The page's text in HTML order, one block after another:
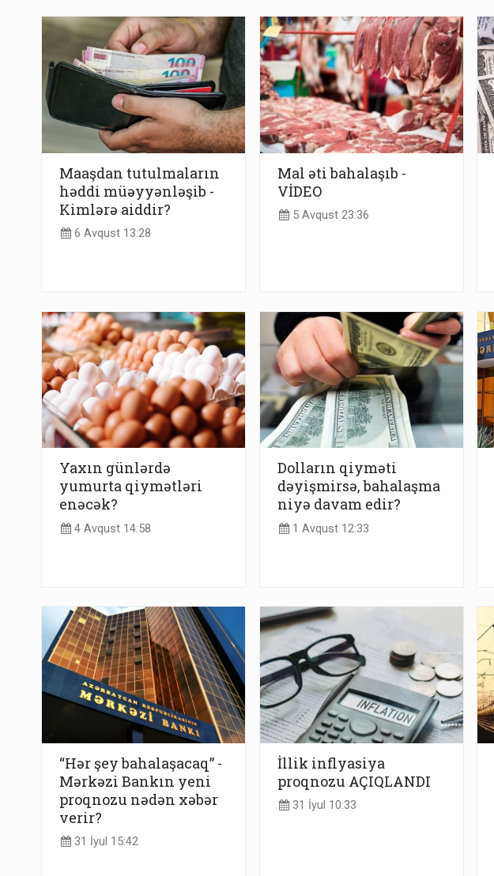
Maaşdan tutulmaların
həddi müəyyənləşib -
Kimlərə aiddir?
6 Avqust 13:28
Mal əti bahalaşıb -
VİDEO
5 Avqust 23:36
Yaxın günlərdə
yumurta qiymətləri
enəcək?
4 Avqust 14:58
Dolların qiyməti
dəyişmirsə, bahalaşma
niyə davam edir?
1 Avqust 12:33
“Hər şey bahalaşacaq” -
Mərkəzi Bankın yeni
proqnozu nədən xəbər
verir?
31 İyul 15:42
İllik inflyasiya
proqnozu AÇIQLANDI
31 İyul 10:33